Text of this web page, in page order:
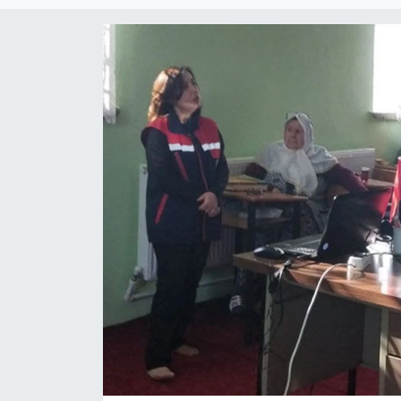
Magazin
Etkinlikler